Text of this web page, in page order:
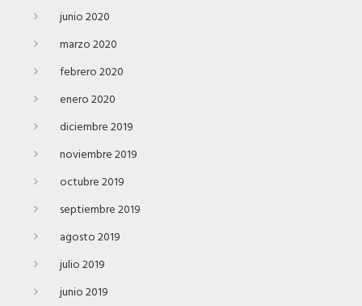
junio 2020
marzo 2020
febrero 2020
enero 2020
diciembre 2019
noviembre 2019
octubre 2019
septiembre 2019
agosto 2019
julio 2019
junio 2019